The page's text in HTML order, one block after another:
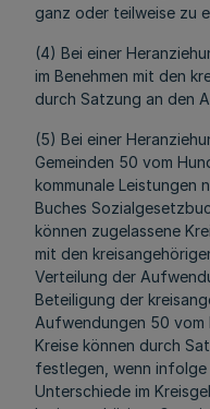
ganz oder teilweise zu
(4) Bei einer
im Benehmen mit den
durch Satzung an den
(5) Bei einer
Gemeinden 50 vom
kommunale Leistungen
Buches
können zugelassene
mit den
Verteilung der
Beteiligung der
Aufwendungen 50
Kreise können durch
festlegen, wenn
Unterschiede im